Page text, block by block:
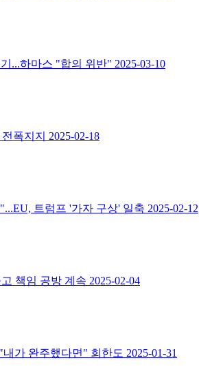
...하마스 "합의 위반" 2025-03-10
폭지지 2025-02-18
트럼프 '가자 구상' 일축 2025-02-12
책임 공방 계속 2025-02-04
내가 완주했다면" 회한도 2025-01-31